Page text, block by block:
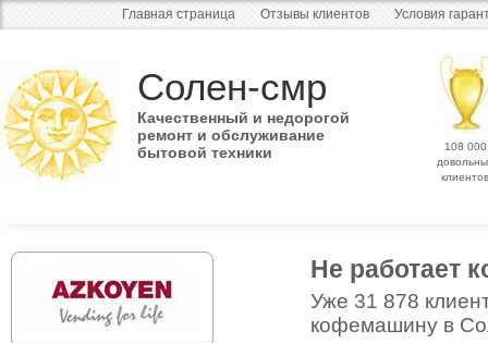
Главная страница Отзывы клиентов Условия
Солен-смр
Качественный и недорогой
ремонт и обслуживание
бытовой техники
108 000
клиентов
Не работает
Уже 31 878
кофемашину в